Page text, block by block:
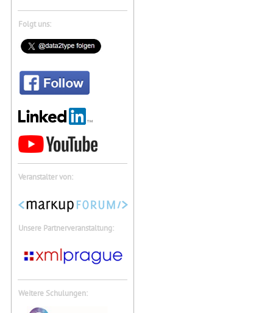
Folgt uns:
Veranstalter von:
Unsere Partnerveranstaltung:
Weitere Schulungen: